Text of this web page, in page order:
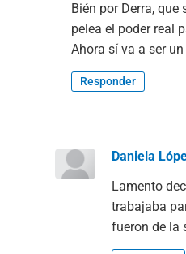
Bién por Derra,
pelea el poder real
Ahora sí va a ser
Responder
Daniela
Lamento
trabajaba
fueron de la